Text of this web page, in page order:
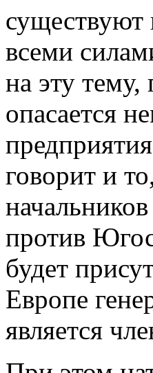
всеми
на эту
опасается
говорит и
против
будет
Европе
является